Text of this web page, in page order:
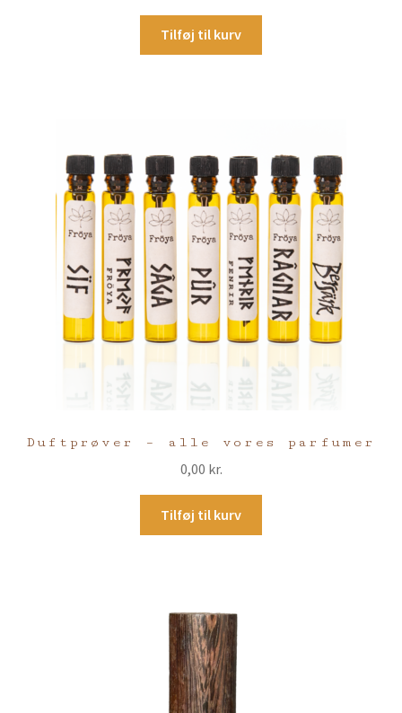
Tilføj til kurv
Duftprøver – alle vores parfumer
0,00 kr.
Tilføj til kurv